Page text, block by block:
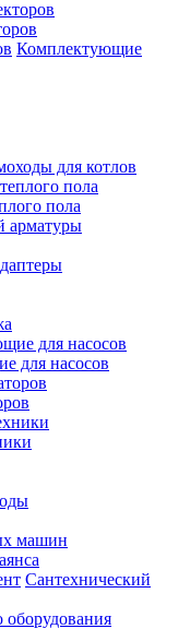
Комплектующие
для котлов
пола
арматуры
для насосов
машин
Сантехнический
оборудования